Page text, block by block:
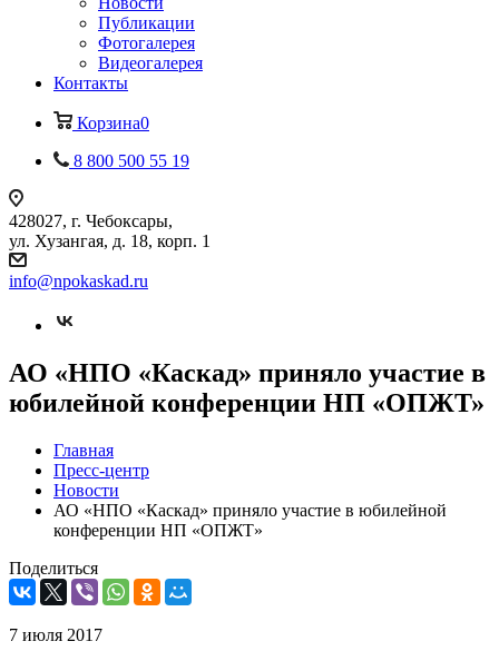
Публикации
Фотогалерея
Видеогалерея
Контакты
Корзина0
8 800 500 55 19
428027, г. Чебоксары,
ул. Хузангая, д. 18, корп. 1
info@npokaskad.ru
АО «НПО «Каскад» приняло участие в
юбилейной конференции НП «ОПЖТ»
Главная
Пресс-центр
Новости
АО «НПО «Каскад» приняло участие в юбилейной
конференции НП «ОПЖТ»
Поделиться
7 июля 2017